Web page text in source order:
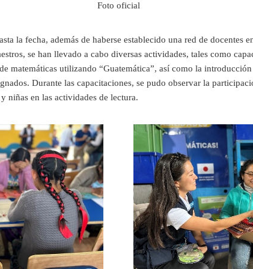
Foto oficial
la fecha, además de haberse establecido una red de
se han llevado a cabo diversas actividades, tales como
matemáticas utilizando “Guatemática”, así como la
Durante las capacitaciones, se pudo observar la
niñas en las actividades de lectura.